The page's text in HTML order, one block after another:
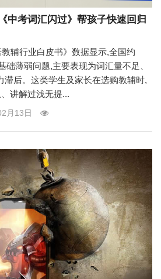
中考词汇闪过》帮孩子快速回归
教辅行业白皮书》数据显示,全国约
础薄弱问题,主要表现为词汇量不足、
滞后。这类学生及家长在选购教辅时,
讲解过浅无提...
月13日